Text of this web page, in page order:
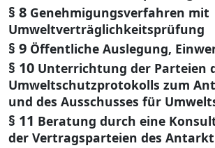
§ 8 Genehmigungsverfahren mit
Umweltverträglichkeitsprüfung
§ 9 Öffentliche Auslegung,
§ 10 Unterrichtung der Parteien
Umweltschutzprotokolls zum
und des Ausschusses für
§ 11 Beratung durch eine
der Vertragsparteien des